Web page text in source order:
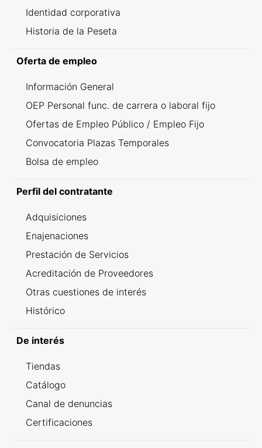
Identidad corporativa
Historia de la Peseta
Oferta de empleo
Información General
OEP Personal func. de carrera o laboral fijo
Ofertas de Empleo Público / Empleo Fijo
Convocatoria Plazas Temporales
Bolsa de empleo
Perfil del contratante
Adquisiciones
Enajenaciones
Prestación de Servicios
Acreditación de Proveedores
Otras cuestiones de interés
Histórico
De interés
Tiendas
Catálogo
Canal de denuncias
Certificaciones